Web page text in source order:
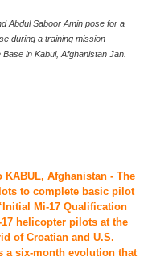
Abdul Saboor Amin pose for a
during a training mission
in Kabul, Afghanistan Jan.
KABUL, Afghanistan - The
to complete basic pilot
Mi-17 Qualification
helicopter pilots at the
of Croatian and U.S.
a six-month evolution that